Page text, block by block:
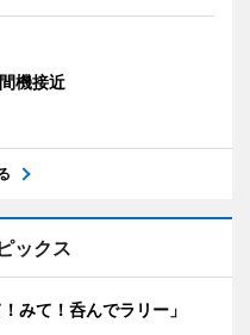
機接近
ックス
みて！呑んでラリー」